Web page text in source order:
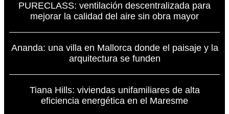
PURECLASS: ventilación descentralizada para
mejorar la calidad del aire sin obra mayor
Ananda: una villa en Mallorca donde el paisaje y la
arquitectura se funden
Tiana Hills: viviendas unifamiliares de alta
eficiencia energética en el Maresme